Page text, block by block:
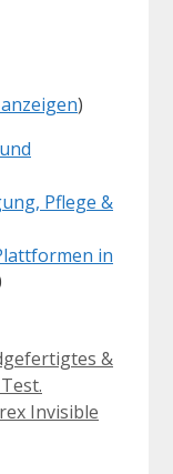
)
Pflege &
in
&
Invisible